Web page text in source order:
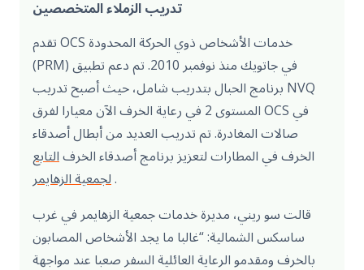
تدريب الزملاء المتخصصين
تقدم OCS خدمات الأشخاص ذوي الحركة المحدودة
(PRM) في جاتويك منذ نوفمبر 2010. تم دعم تطبيق
برنامج الحبال بتدريب شامل، حيث أصبح تدريب NVQ
المستوى 2 في رعاية الخرف الآن معيارا لفرق OCS في
صالات المغادرة. تم تدريب العديد من أبطال أصدقاء
الخرف في المطارات لتعزيز برنامج أصدقاء الخرف التابع
لجمعية الزهايمر .
قالت سو ريني، مديرة خدمات جمعية الزهايمر في غرب
ساسكس الشمالية: “غالبا ما يجد الأشخاص المصابون
بالخرف ومقدمو الرعاية العائلية السفر صعبا عند مواجهة